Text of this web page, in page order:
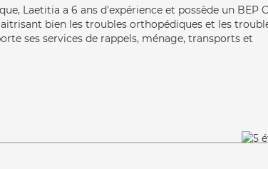
Laetitia a 6 ans d'expérience et possède un BEP
bien les troubles orthopédiques et les
ses services de rappels, ménage, transports et